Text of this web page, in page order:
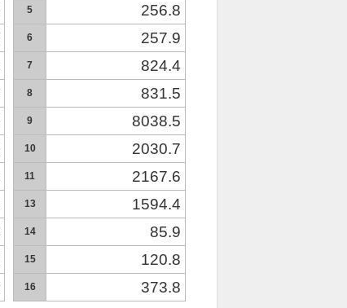
5 256.8
6 257.9
7 824.4
8 831.5
9 8038.5
10 2030.7
11 2167.6
13 1594.4
14 85.9
15 120.8
16 373.8